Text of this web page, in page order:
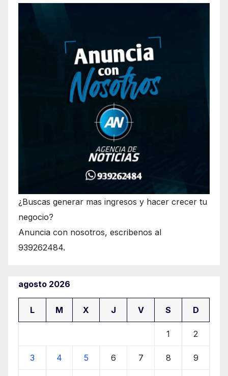
¿Buscas generar mas ingresos y hacer crecer tu
negocio?
Anuncia con nosotros, escribenos al
939262484.
agosto 2026
L M X J V S D
1 2
3 4 5 6 7 8 9